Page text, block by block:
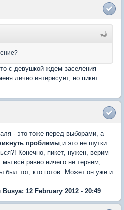
с девушкой ждем заселения
лично интерисует, но пикет
- это тоже перед выборами, а
проблемы,и это не шутки.
Конечно, пикет, нужен, верим
всё равно ничего не теряем,
был тот, кто готов. Может он уже и
12 February 2012 - 20:49